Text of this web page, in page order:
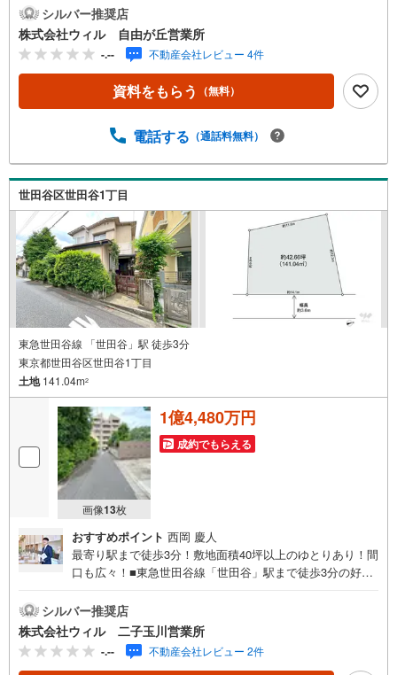
おり、延床面積を有効に使った間取りの検討が可能！◆現
在は古家がありますが更地渡しでの取引も相談可能です！
◆都市ガスや上下水道の配管が整備されており、引き込み
にかかる手間を軽減します！◆周囲に高い建物のない第二
種低層住居専用地域の為、建物の高さを気にせず落ち着い
た毎日を送れます。◆東急田園都市線「桜新町」駅まで徒
10:00～19:00】上記時間はお電話が繋がりやすくなってお
合は「室内・現地を見学する（無料）」ボタンよりご希望
の日時をご記入いただけますとスムーズにご案内が可能で
す。【ウィル不動産販売はここが強み】（1）住宅ローンに
精通しており、社内にローン専門部署があります！（2）施
工実績多数のリフォーム部門も社内にあります！（3）定休
日なし！
シルバー推奨店
株式会社ウィル 自由が丘営業所
-.-- 不動産会社レビュー 4件
資料をもらう （無料）
電話する （通話料無料）
世田谷区世田谷1丁目
東急世田谷線 「世田谷」駅 徒歩3分
東京都世田谷区世田谷1丁目
土地141.04m2
画像13枚
1億4,480万円
成約でもらえる
おすすめポイント 西岡 慶人
最寄り駅まで徒歩3分！敷地面積40坪以上のゆとりあり！間
口も広々！■東急世田谷線「世田谷」駅まで徒歩3分の好立
です。■世田谷区役所・都税事務所近く！手続き等も楽ちん
です。■約41坪の敷地面積！ゆとりがあり、駐車スペース
を広くとったり、お庭を広くとったりといろんなプランを
検討いただけます。（建築条件なし。）■約14mの間口！日
シルバー推奨店
株式会社ウィル 二子玉川営業所
-.-- 不動産会社レビュー 2件